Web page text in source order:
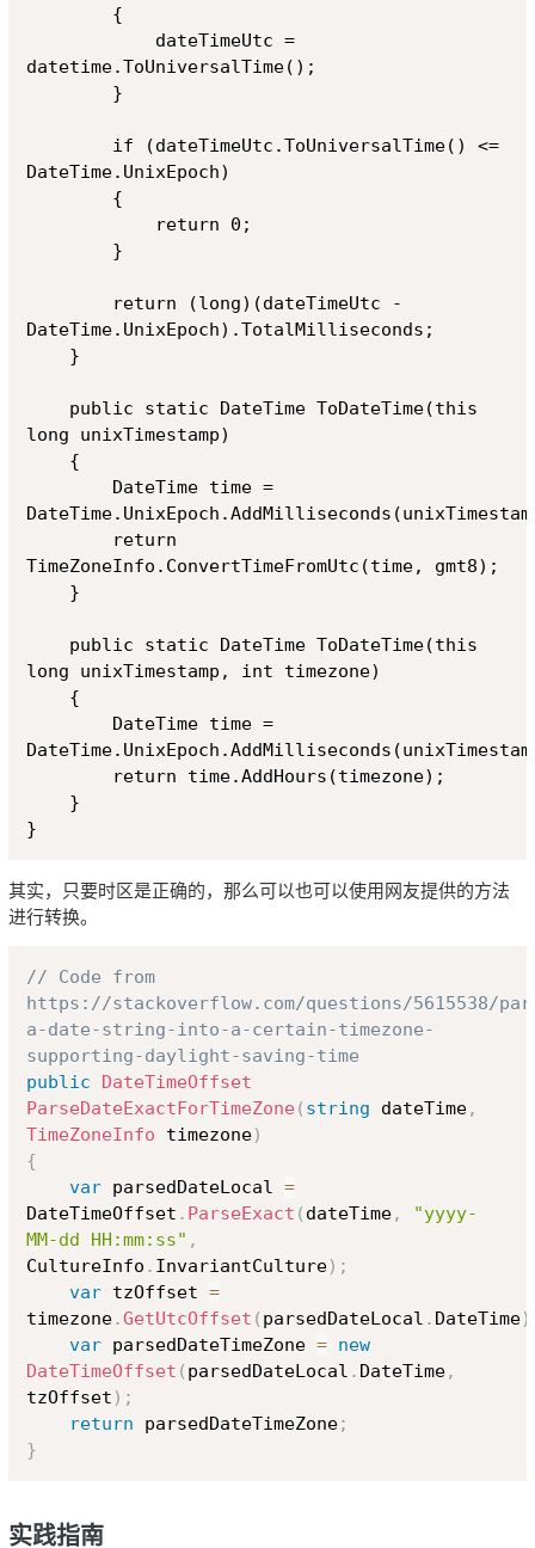
datetime.ToUniversalTime();
DateTime.UnixEpoch)
DateTime.UnixEpoch).TotalMilliseconds;
long unixTimestamp)
TimeZoneInfo.ConvertTimeFromUtc(time, gmt8);
long unixTimestamp, int timezone)
其实，只要时区是正确的，那么可以也可以使用网友提供的方法
进行转换。
// Code from
https://stackoverflow.com/questions/5615538/
a-date-string-into-a-certain-timezone-
supporting-daylight-saving-time
public
DateTimeOffset
ParseDateExactForTimeZone( string dateTime,
TimeZoneInfo timezone)
{
var parsedDateLocal =
DateTimeOffset . ParseExact ( dateTime,
"yyyy-
MM-dd HH:mm:ss" ,
CultureInfo . InvariantCulture) ;
var tzOffset =
timezone.GetUtcOffset ( parsedDateLocal . DateTime)
var parsedDateTimeZone = new
DateTimeOffset ( parsedDateLocal . DateTime,
tzOffset ) ;
return parsedDateTimeZone;
}
实践指南